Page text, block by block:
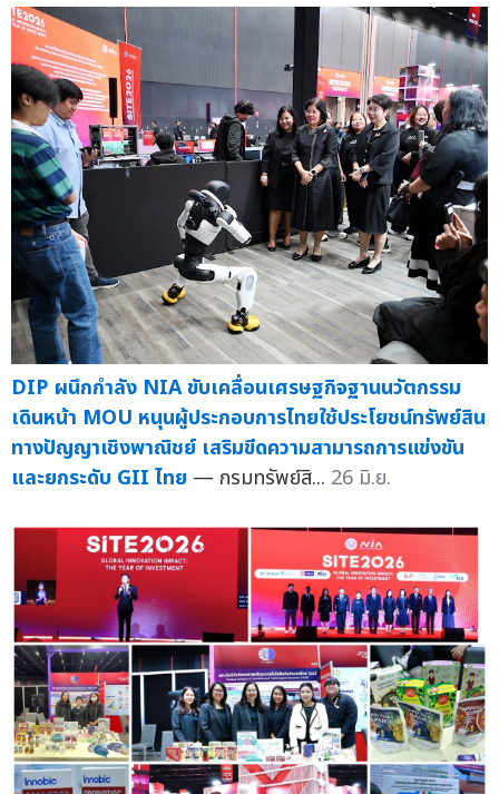
DIP ผนึกกำลัง NIA ขับเคลื่อนเศรษฐกิจฐานนวัตกรรม
เดินหน้า MOU หนุนผู้ประกอบการไทยใช้ประโยชน์ทรัพย์สิน
ทางปัญญาเชิงพาณิชย์ เสริมขีดความสามารถการแข่งขัน
และยกระดับ GII ไทย — กรมทรัพย์สิ... 26 มิ.ย.